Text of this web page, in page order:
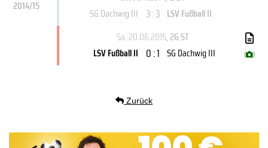
2014/15
SG Dachwig III 3 : 3 LSV Fußball II
Sa, 20.06.2015, 26.ST
LSV Fußball II 0 : 1 SG Dachwig III ( )
Zurück